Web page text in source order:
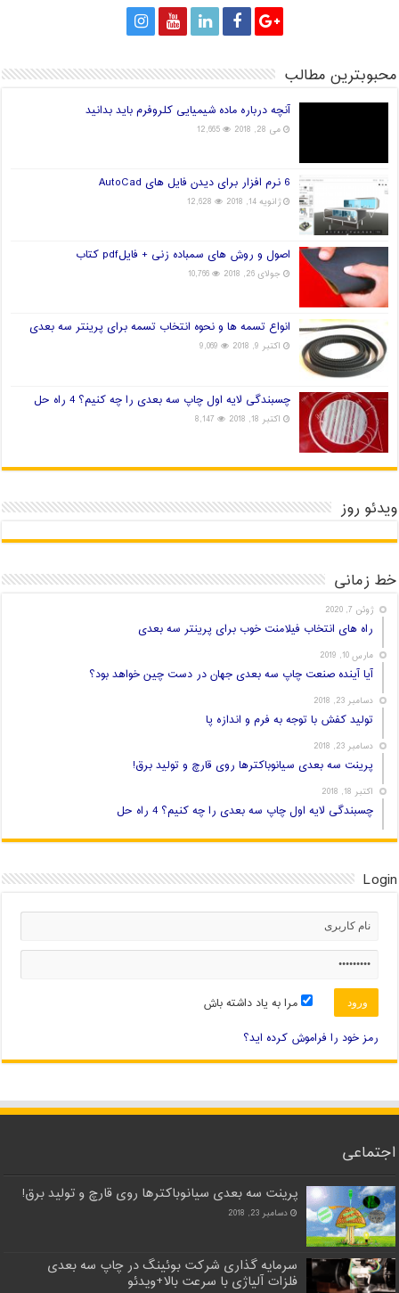
محبوبترین مطالب
آنچه درباره ماده شیمیایی کلروفرم باید بدانید
می 28, 2018 12,665
6 نرم افزار برای دیدن فایل های AutoCad
ژانویه 14, 2018 12,628
اصول و روش های سمباده زنی + فایلpdf کتاب
جولای 26, 2018 10,766
انواع تسمه ها و نحوه انتخاب تسمه برای پرینتر سه بعدی
اکتبر 9, 2018 9,069
چسبندگی لایه اول چاپ سه بعدی را چه کنیم؟ 4 راه حل
اکتبر 18, 2018 8,147
ویدئو روز
خط زمانی
ژوئن 7, 2020
راه های انتخاب فیلامنت خوب برای پرینتر سه بعدی
مارس 10, 2019
آیا آینده صنعت چاپ سه بعدی جهان در دست چین خواهد بود؟
دسامبر 23, 2018
تولید کفش با توجه به فرم و اندازه پا
دسامبر 23, 2018
پرینت سه بعدی سیانوباکترها روی قارچ و تولید برق!
اکتبر 18, 2018
چسبندگی لایه اول چاپ سه بعدی را چه کنیم؟ 4 راه حل
Login
مرا به یاد داشته باش
رمز خود را فراموش کرده اید؟
اجتماعی
پرینت سه بعدی سیانوباکترها روی قارچ و تولید برق!
دسامبر 23, 2018
سرمایه گذاری شرکت بوئینگ در چاپ سه بعدی
فلزات آلیاژی با سرعت بالا+ویدئو